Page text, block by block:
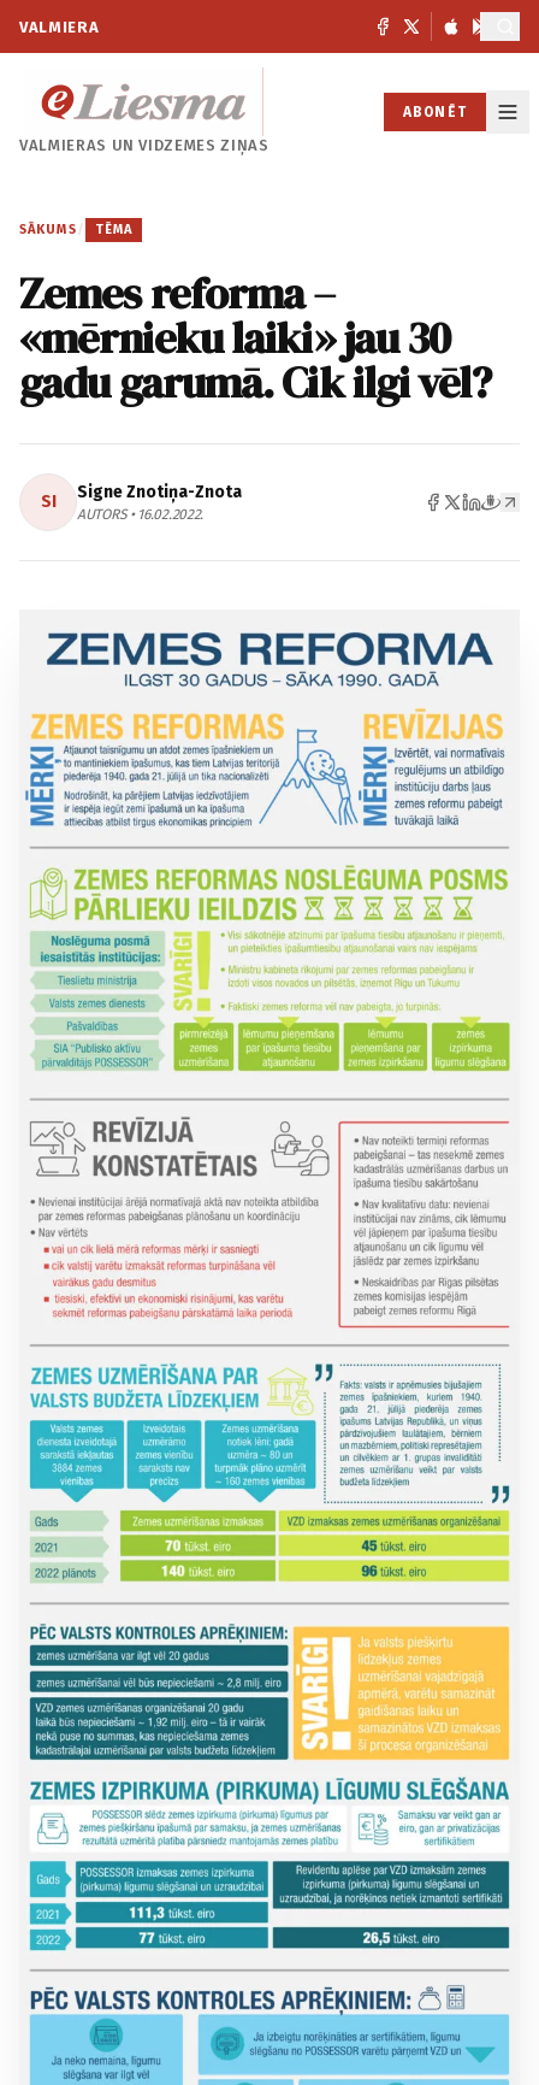
VALMIERA
VALMIERAS UNVIDZEMES ZIŅAS
ABONĒT
SĀKUMS / TĒMA
Zemes reforma –
«mērnieku laiki» jau 30
gadu garumā. Cik ilgi vēl?
SI Signe Znotiņa-Znota
AUTORS • 16.02.2022.